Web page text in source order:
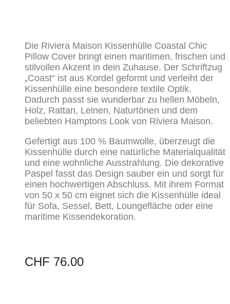
Die Riviera Maison Kissenhülle Coastal Chic
Pillow Cover bringt einen maritimen, frischen und
stilvollen Akzent in dein Zuhause. Der Schriftzug
„Coast“ ist aus Kordel geformt und verleiht der
Kissenhülle eine besondere textile Optik.
Dadurch passt sie wunderbar zu hellen Möbeln,
Holz, Rattan, Leinen, Naturtönen und dem
beliebten Hamptons Look von Riviera Maison.
Gefertigt aus 100 % Baumwolle, überzeugt die
Kissenhülle durch eine natürliche Materialqualität
und eine wohnliche Ausstrahlung. Die dekorative
Paspel fasst das Design sauber ein und sorgt für
einen hochwertigen Abschluss. Mit ihrem Format
von 50 x 50 cm eignet sich die Kissenhülle ideal
für Sofa, Sessel, Bett, Loungefläche oder eine
maritime Kissendekoration.
CHF 76.00